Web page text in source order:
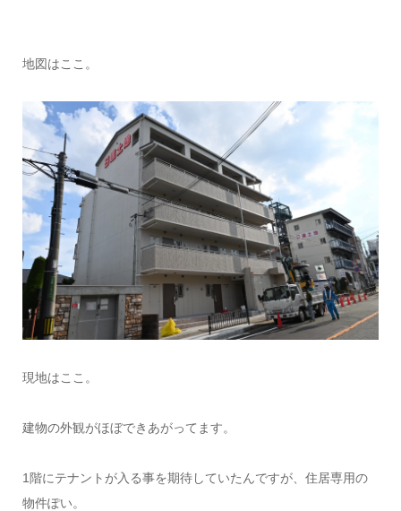
地図はここ。
現地はここ。
建物の外観がほぼできあがってます。
1階にテナントが入る事を期待していたんですが、住居専用の
物件ぽい。